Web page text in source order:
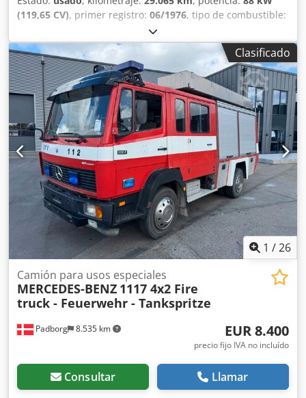
(119,65 CV), primer registro: 06/1976, tipo de combustible:
, tamaño del neumático:
ejes:4x4, distancia entre ejes:3.500 mm, combustible:
diésel, color:rojo , cabina del conductor: cabina del
conductor, tipo de engranaje:mecánico
, número de
marchas:6, Año de fabricación:1976, Equipamiento:
dirección asistida, enganche de remolque, = Opciones y
equipamiento adicionales = - Tacómetro = Más
información = Datos técnicos Número de cilindros: 6
Cilindrada: 5.675 cc Tamaño de neumáticos delanteros:
12/50 R20 Pesos Dcsdpfx Ajvcqbrsg Dok Peso en vacío:
4.423 kg Carga útil: 2.327 kg MMA: 6.750 kg Interior Color
del interior: negro Medio ambiente Clase de emisiones:
Euro 0 Mantenimiento, historial y estado ITV (Inspección
técnica): Nuevo TÜV con la entrega Número de llaves: 2
Clasificado
1 /26
Padborg 8.535 km
Camión para usos especiales
MERCEDES-BENZ 1117 4x2 Fire
truck - Feuerwehr - Tankspritze
EUR 8.400
precio fijo IVA no incluído
Consultar Llamar